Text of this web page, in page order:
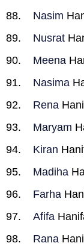
Nasim
Nusrat
Meena
Nasima
Rena
Maryam
Kiran
Madiha
Farha
Afifa
Rana